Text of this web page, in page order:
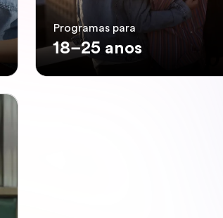
Programas para
18–25 anos